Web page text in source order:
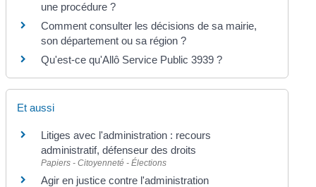
une procédure ?
Comment consulter les décisions de sa mairie,
son département ou sa région ?
Qu'est-ce qu'Allô Service Public 3939 ?
Et aussi
Litiges avec l'administration : recours
administratif, défenseur des droits
Papiers - Citoyenneté - Élections
Agir en justice contre l'administration